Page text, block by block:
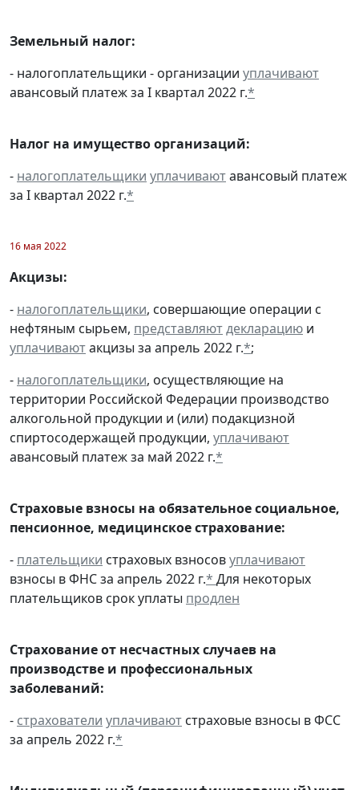
Земельный налог:
- налогоплательщики - организации уплачивают
авансовый платеж за I квартал 2022 г.*
Налог на имущество организаций:
- налогоплательщики уплачиваютавансовый платеж
за I квартал 2022 г.*
16 мая 2022
Акцизы:
- налогоплательщики, совершающие операции с
нефтяным сырьем, представляютдекларацию и
уплачиваютакцизы за апрель 2022 г.*;
- налогоплательщики, осуществляющие на
территории Российской Федерации производство
алкогольной продукции и (или) подакцизной
спиртосодержащей продукции, уплачивают
авансовый платеж за май 2022 г.*
Страховые взносы на обязательное социальное,
пенсионное, медицинское страхование:
- плательщики страховых взносовуплачивают
взносы в ФНС за апрель 2022 г.* Для некоторых
плательщиков срок уплаты продлен
Страхование от несчастных случаев на
производстве и профессиональных
заболеваний:
- страхователи уплачивают страховые взносы в ФСС
за апрель 2022 г.*